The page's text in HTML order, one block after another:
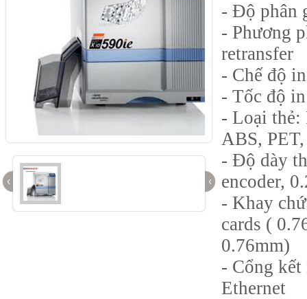
‹ ‹
- Độ phân
- Phương
retransfer
- Chế độ
- Tốc độ
- Loại thẻ:
ABS,
- Độ dày
encoder,
- Khay
cards (
0.76mm)
- Cổng
Ethernet